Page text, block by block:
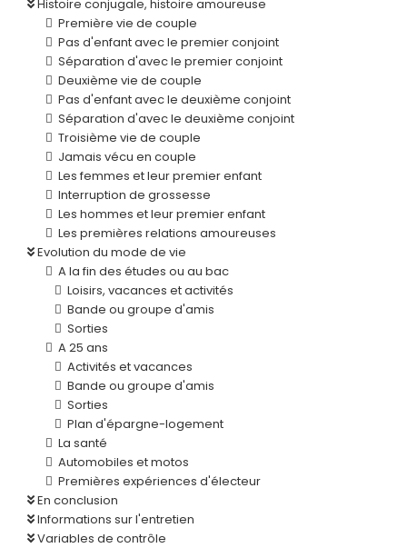
Histoire conjugale, histoire amoureuse
Première vie de couple
Pas d'enfant avec le premier conjoint
Séparation d'avec le premier conjoint
Deuxième vie de couple
Pas d'enfant avec le deuxième conjoint
Séparation d'avec le deuxième conjoint
Troisième vie de couple
Jamais vécu en couple
Les femmes et leur premier enfant
Interruption de grossesse
Les hommes et leur premier enfant
Les premières relations amoureuses
Evolution du mode de vie
A la fin des études ou au bac
Loisirs, vacances et activités
Bande ou groupe d'amis
Sorties
A 25 ans
Activités et vacances
Bande ou groupe d'amis
Sorties
Plan d'épargne-logement
La santé
Automobiles et motos
Premières expériences d'électeur
En conclusion
Informations sur l'entretien
Variables de contrôle